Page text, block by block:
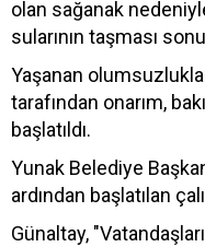
olan sağanak
sularının taşması
Yaşanan
tarafından onarım,
başlatıldı.
Yunak Belediye
ardından başlatılan
Günaltay,